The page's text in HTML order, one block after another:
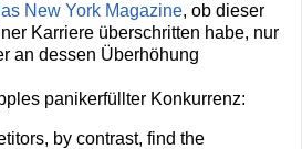
New York Magazine, ob dieser
Karriere überschritten habe, nur
an dessen Überhöhung
panikerfüllter Konkurrenz:
by contrast, find the